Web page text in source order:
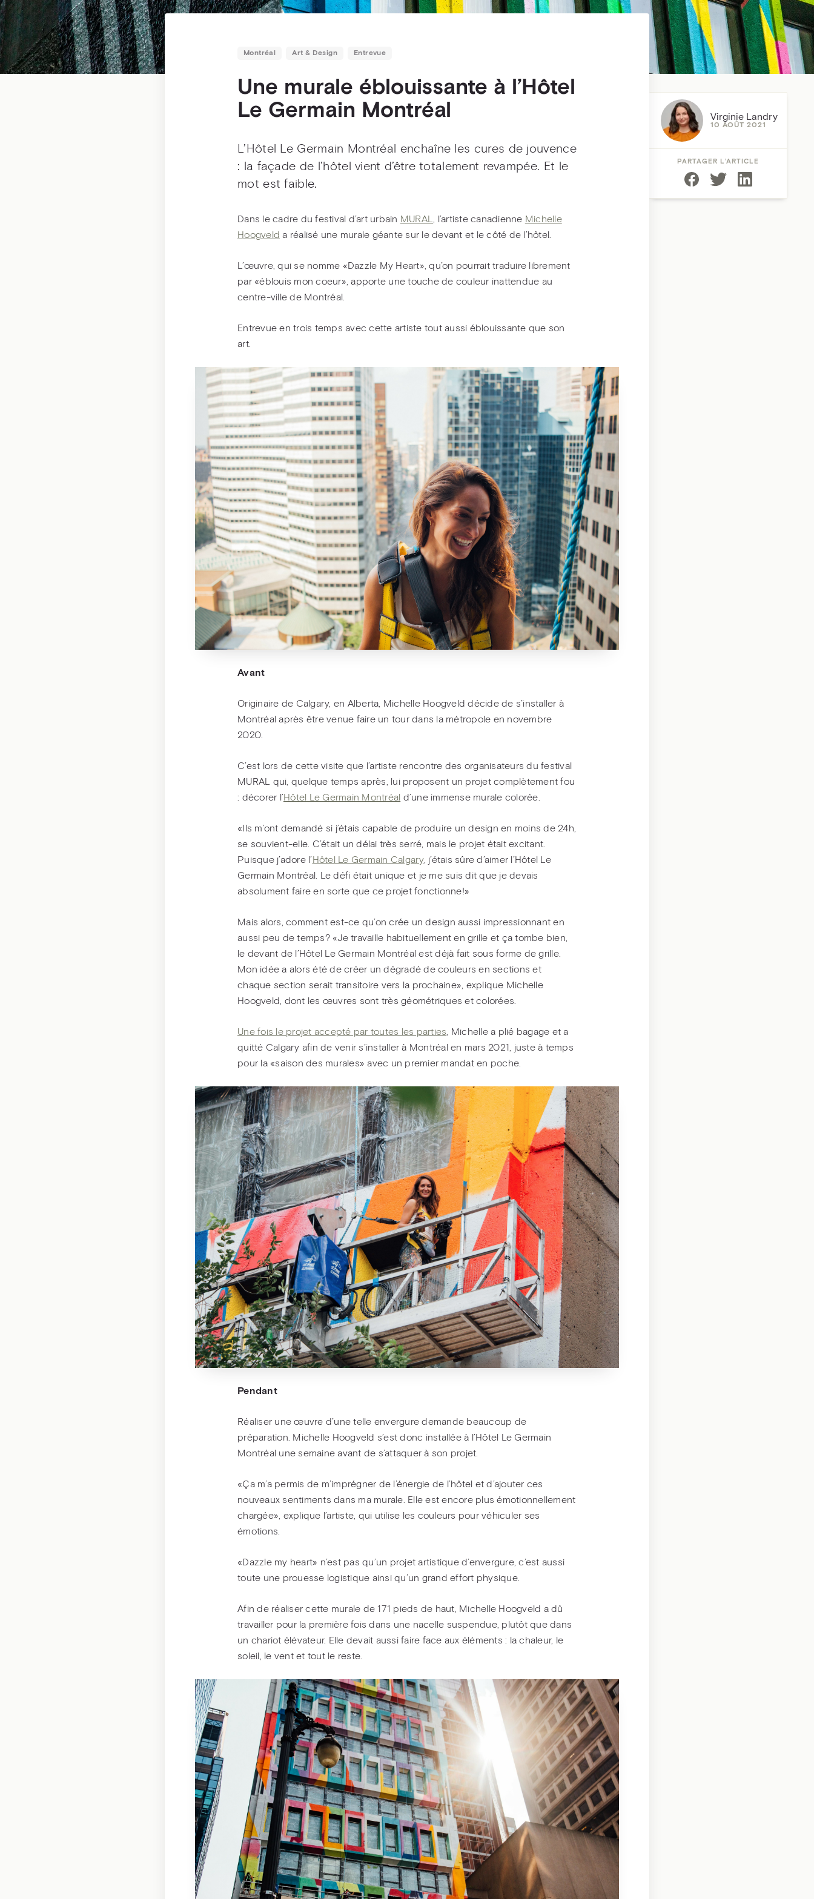
Montréal Art & Design Entrevue
Une murale éblouissante à l’Hôtel
Le Germain Montréal
L’Hôtel Le Germain Montréal enchaîne les cures de jouvence
: la façade de l’hôtel vient d’être totalement revampée. Et le
mot est faible.
Dans le cadre du festival d’art urbain MURAL , l’artiste canadienne Michelle
Hoogveld a réalisé une murale géante sur le devant et le côté de l’hôtel.
L’œuvre, qui se nomme «Dazzle My Heart», qu’on pourrait traduire librement
par «éblouis mon coeur», apporte une touche de couleur inattendue au
centre-ville de Montréal.
Entrevue en trois temps avec cette artiste tout aussi éblouissante que son
art.
Avant
Originaire de Calgary, en Alberta, Michelle Hoogveld décide de s’installer à
Montréal après être venue faire un tour dans la métropole en novembre
2020.
C’est lors de cette visite que l’artiste rencontre des organisateurs du festival
MURAL qui, quelque temps après, lui proposent un projet complètement fou
: décorer l’Hôtel Le Germain Montréal d’une immense murale colorée.
«Ils m’ont demandé si j’étais capable de produire un design en moins de 24h,
se souvient-elle. C’était un délai très serré, mais le projet était excitant.
Puisque j’adore l’Hôtel Le Germain Calgary, j’étais sûre d’aimer l’Hôtel Le
Germain Montréal. Le défi était unique et je me suis dit que je devais
absolument faire en sorte que ce projet fonctionne!»
Mais alors, comment est-ce qu’on crée un design aussi impressionnant en
aussi peu de temps? «Je travaille habituellement en grille et ça tombe bien,
le devant de l’Hôtel Le Germain Montréal est déjà fait sous forme de grille.
Mon idée a alors été de créer un dégradé de couleurs en sections et
chaque section serait transitoire vers la prochaine», explique Michelle
Hoogveld, dont les œuvres sont très géométriques et colorées.
Une fois le projet accepté par toutes les parties , Michelle a plié bagage et a
quitté Calgary afin de venir s’installer à Montréal en mars 2021, juste à temps
pour la «saison des murales» avec un premier mandat en poche.
Pendant
Réaliser une œuvre d’une telle envergure demande beaucoup de
préparation. Michelle Hoogveld s’est donc installée à l’Hôtel Le Germain
Montréal une semaine avant de s’attaquer à son projet.
«Ça m’a permis de m’imprégner de l’énergie de l’hôtel et d’ajouter ces
nouveaux sentiments dans ma murale. Elle est encore plus émotionnellement
chargée», explique l’artiste, qui utilise les couleurs pour véhiculer ses
émotions.
«Dazzle my heart» n’est pas qu’un projet artistique d’envergure, c’est aussi
toute une prouesse logistique ainsi qu’un grand effort physique.
Afin de réaliser cette murale de 171 pieds de haut, Michelle Hoogveld a dû
travailler pour la première fois dans une nacelle suspendue, plutôt que dans
un chariot élévateur. Elle devait aussi faire face aux éléments : la chaleur, le
soleil, le vent et tout le reste.
Virginie Landry
10 AOÛT 2021
PARTAGER L’ARTICLE